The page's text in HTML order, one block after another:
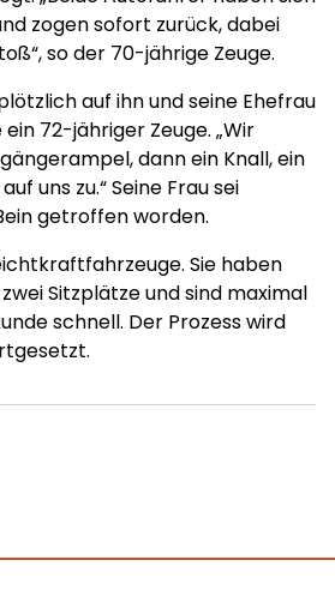
zogen sofort zurück, dabei
so der 70-jährige Zeuge.
auf ihn und seine Ehefrau
72-jähriger Zeuge. „Wir
dann ein Knall, ein
uns zu.“ Seine Frau sei
getroffen worden.
Sie haben
Sitzplätze und sind maximal
schnell. Der Prozess wird